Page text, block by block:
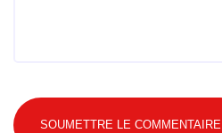
SOUMETTRE LE COMMENTAIRE